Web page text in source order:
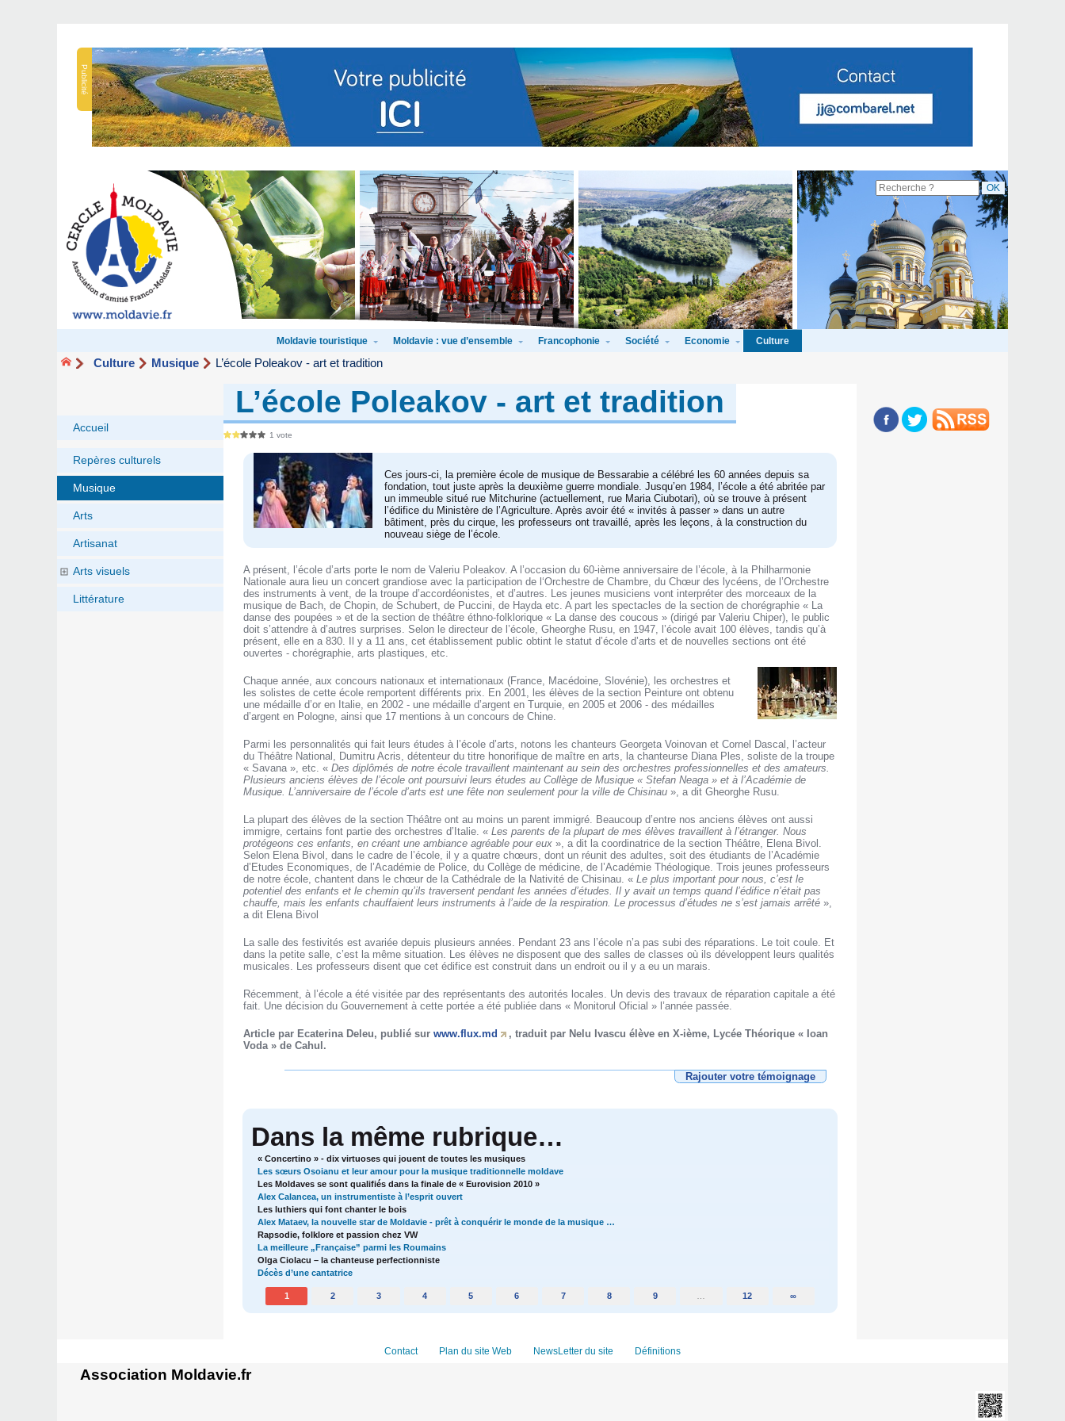
Publicité
Moldavie touristique Moldavie : vue d’ensemble Francophonie Société Economie Culture
Culture Musique L’école Poleakov - art et tradition
L’école Poleakov - art et tradition
1 vote
Ces jours-ci, la première école de musique de Bessarabie a célébré les 60 années depuis sa
fondation, tout juste après la deuxième guerre mondiale. Jusqu’en 1984, l’école a été abritée par
un immeuble situé rue Mitchurine (actuellement, rue Maria Ciubotari), où se trouve à présent
l’édifice du Ministère de l’Agriculture. Après avoir été « invités à passer » dans un autre
bâtiment, près du cirque, les professeurs ont travaillé, après les leçons, à la construction du
nouveau siège de l’école.
A présent, l’école d’arts porte le nom de Valeriu Poleakov. A l’occasion du 60-ième anniversaire de l’école, à la Philharmonie
Nationale aura lieu un concert grandiose avec la participation de l‘Orchestre de Chambre, du Chœur des lycéens, de l’Orchestre
des instruments à vent, de la troupe d’accordéonistes, et d’autres. Les jeunes musiciens vont interpréter des morceaux de la
musique de Bach, de Chopin, de Schubert, de Puccini, de Hayda etc. A part les spectacles de la section de chorégraphie « La
danse des poupées » et de la section de théâtre éthno-folklorique « La danse des coucous » (dirigé par Valeriu Chiper), le public
doit s’attendre à d’autres surprises. Selon le directeur de l’école, Gheorghe Rusu, en 1947, l’école avait 100 élèves, tandis qu’à
présent, elle en a 830. Il y a 11 ans, cet établissement public obtint le statut d’école d’arts et de nouvelles sections ont été
ouvertes - chorégraphie, arts plastiques, etc.
Chaque année, aux concours nationaux et internationaux (France, Macédoine, Slovénie), les orchestres et
les solistes de cette école remportent différents prix. En 2001, les élèves de la section Peinture ont obtenu
une médaille d’or en Italie, en 2002 - une médaille d’argent en Turquie, en 2005 et 2006 - des médailles
d’argent en Pologne, ainsi que 17 mentions à un concours de Chine.
Parmi les personnalités qui fait leurs études à l’école d’arts, notons les chanteurs Georgeta Voinovan et Cornel Dascal, l’acteur
du Théâtre National, Dumitru Acris, détenteur du titre honorifique de maître en arts, la chanteurse Diana Ples, soliste de la troupe
« Savana », etc. « Des diplômés de notre école travaillent maintenant au sein des orchestres professionnelles et des amateurs.
Plusieurs anciens élèves de l’école ont poursuivi leurs études au Collège de Musique « Stefan Neaga » et à l’Académie de
Musique. L’anniversaire de l’école d’arts est une fête non seulement pour la ville de Chisinau», a dit Gheorghe Rusu.
La plupart des élèves de la section Théâtre ont au moins un parent immigré. Beaucoup d’entre nos anciens élèves ont aussi
immigre, certains font partie des orchestres d’Italie. « Les parents de la plupart de mes élèves travaillent à l’étranger. Nous
protégeons ces enfants, en créant une ambiance agréable pour eux», a dit la coordinatrice de la section Théâtre, Elena Bivol.
Selon Elena Bivol, dans le cadre de l’école, il y a quatre chœurs, dont un réunit des adultes, soit des étudiants de l’Académie
d’Etudes Economiques, de l’Académie de Police, du Collège de médicine, de l’Académie Théologique. Trois jeunes professeurs
de notre école, chantent dans le chœur de la Cathédrale de la Nativité de Chisinau. « Le plus important pour nous, c’est le
potentiel des enfants et le chemin qu’ils traversent pendant les années d’études. Il y avait un temps quand l’édifice n’était pas
chauffe, mais les enfants chauffaient leurs instruments à l’aide de la respiration. Le processus d’études ne s’est jamais arrêté»,
a dit Elena Bivol
La salle des festivités est avariée depuis plusieurs années. Pendant 23 ans l’école n’a pas subi des réparations. Le toit coule. Et
dans la petite salle, c’est la même situation. Les élèves ne disposent que des salles de classes où ils développent leurs qualités
musicales. Les professeurs disent que cet édifice est construit dans un endroit ou il y a eu un marais.
Récemment, à l’école a été visitée par des représentants des autorités locales. Un devis des travaux de réparation capitale a été
fait. Une décision du Gouvernement à cette portée a été publiée dans « Monitorul Oficial » l’année passée.
Article par Ecaterina Deleu, publié sur www.flux.md
, traduit par Nelu Ivascu élève en X-ième, Lycée Théorique « Ioan
Voda » de Cahul.
Rajouter votre témoignage
Dans la même rubrique…
« Concertino » - dix virtuoses qui jouent de toutes les musiques
Les sœurs Osoianu et leur amour pour la musique traditionnelle moldave
Les Moldaves se sont qualifiés dans la finale de « Eurovision 2010 »
Alex Calancea, un instrumentiste à l’esprit ouvert
Les luthiers qui font chanter le bois
Alex Mataev, la nouvelle star de Moldavie - prêt à conquérir le monde de la musique …
Rapsodie, folklore et passion chez VW
La meilleure „Française” parmi les Roumains
Olga Ciolacu – la chanteuse perfectionniste
Décès d’une cantatrice
1 2 3 4 5 6 7 8 9 12 ∞
Accueil
Repères culturels
Musique
Arts
Artisanat
Arts visuels
Littérature
Contact Plan du site Web NewsLetter du site Définitions
Association Moldavie.fr